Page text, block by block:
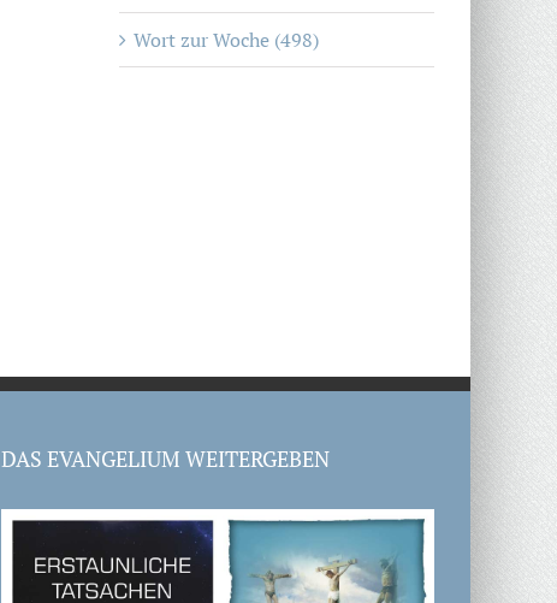
Wort zur Woche (498)
DAS EVANGELIUM WEITERGEBEN